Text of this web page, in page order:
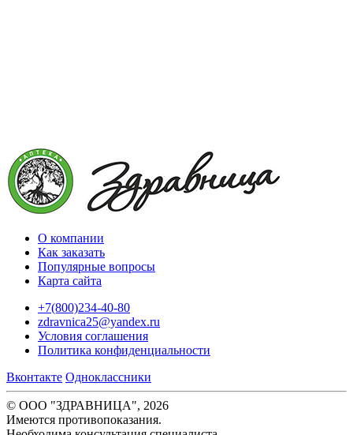
О компании
Как заказать
Популярные вопросы
Карта сайта
+7(800)234-40-80
zdravnica25@yandex.ru
Условия соглашения
Политика конфиденциальности
Вконтакте Одноклассники
© ООО "ЗДРАВНИЦА", 2026
Имеются противопоказания.